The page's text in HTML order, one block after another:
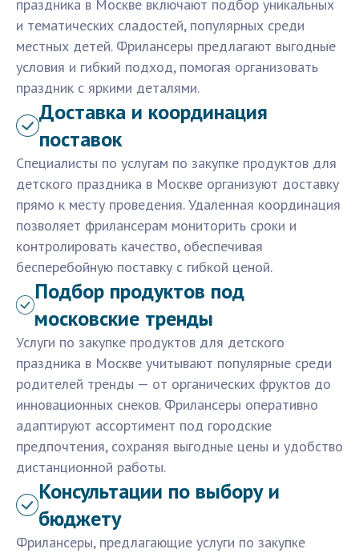
праздника в Москве включают подбор уникальных
и тематических сладостей, популярных среди
местных детей. Фрилансеры предлагают выгодные
условия и гибкий подход, помогая организовать
праздник с яркими деталями.
Доставка и координация
поставок
Специалисты по услугам по закупке продуктов для
детского праздника в Москве организуют доставку
прямо к месту проведения. Удаленная координация
позволяет фрилансерам мониторить сроки и
контролировать качество, обеспечивая
бесперебойную поставку с гибкой ценой.
Подбор продуктов под
московские тренды
Услуги по закупке продуктов для детского
праздника в Москве учитывают популярные среди
родителей тренды — от органических фруктов до
инновационных снеков. Фрилансеры оперативно
адаптируют ассортимент под городские
предпочтения, сохраняя выгодные цены и удобство
дистанционной работы.
Консультации по выбору и
бюджету
Фрилансеры, предлагающие услуги по закупке